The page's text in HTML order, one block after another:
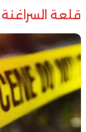
قلعة السراغنة